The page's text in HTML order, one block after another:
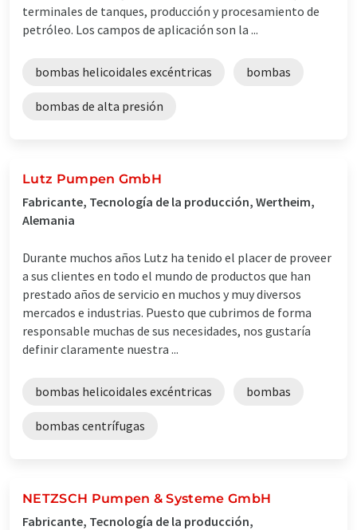
terminales de tanques, producción y procesamiento de
petróleo. Los campos de aplicación son la ...
bombas helicoidales excéntricas bombas
bombas de alta presión
Lutz Pumpen GmbH
Fabricante, Tecnología de la producción, Wertheim,
Alemania
Durante muchos años Lutz ha tenido el placer de proveer
a sus clientes en todo el mundo de productos que han
prestado años de servicio en muchos y muy diversos
mercados e industrias. Puesto que cubrimos de forma
responsable muchas de sus necesidades, nos gustaría
definir claramente nuestra ...
bombas helicoidales excéntricas bombas
bombas centrífugas
NETZSCH Pumpen & Systeme GmbH
Fabricante, Tecnología de la producción,